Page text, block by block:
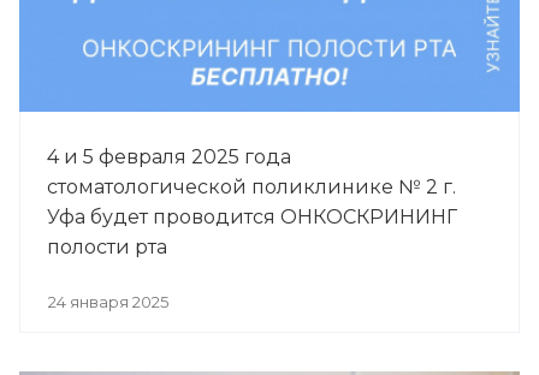
4 и 5 февраля 2025 года
стоматологической поликлинике № 2 г.
Уфа будет проводится ОНКОСКРИНИНГ
полости рта
24 января 2025